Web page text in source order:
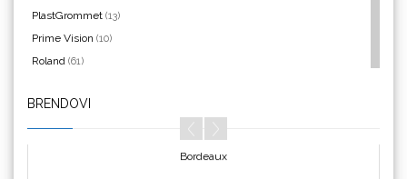
PlastGrommet (13)
Prime Vision (10)
Roland (61)
Silhouette(3)
Siser(11)
BRENDOVI